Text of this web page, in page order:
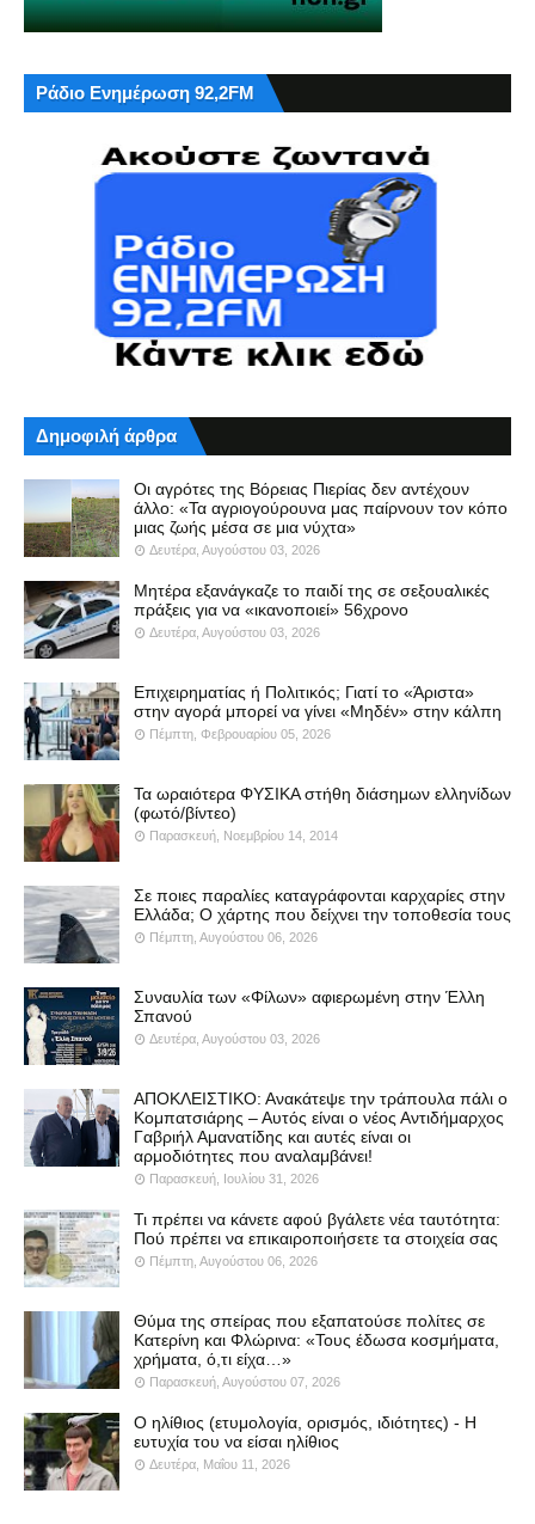
Ράδιο Ενημέρωση 92,2FM
Δημοφιλή άρθρα
Οι αγρότες της Βόρειας Πιερίας δεν αντέχουν
άλλο: «Τα αγριογούρουνα μας παίρνουν τον κόπο
μιας ζωής μέσα σε μια νύχτα»
Δευτέρα, Αυγούστου 03, 2026
Μητέρα εξανάγκαζε το παιδί της σε σεξουαλικές
πράξεις για να «ικανοποιεί» 56χρονο
Δευτέρα, Αυγούστου 03, 2026
Επιχειρηματίας ή Πολιτικός; Γιατί το «Άριστα»
στην αγορά μπορεί να γίνει «Μηδέν» στην κάλπη
Πέμπτη, Φεβρουαρίου 05, 2026
Τα ωραιότερα ΦΥΣΙΚΑ στήθη διάσημων ελληνίδων
(φωτό/βίντεο)
Παρασκευή, Νοεμβρίου 14, 2014
Σε ποιες παραλίες καταγράφονται καρχαρίες στην
Ελλάδα; Ο χάρτης που δείχνει την τοποθεσία τους
Πέμπτη, Αυγούστου 06, 2026
Συναυλία των «Φίλων» αφιερωμένη στην Έλλη
Σπανού
Δευτέρα, Αυγούστου 03, 2026
ΑΠΟΚΛΕΙΣΤΙΚΟ: Ανακάτεψε την τράπουλα πάλι ο
Κομπατσιάρης – Αυτός είναι ο νέος Αντιδήμαρχος
Γαβριήλ Αμανατίδης και αυτές είναι οι
αρμοδιότητες που αναλαμβάνει!
Παρασκευή, Ιουλίου 31, 2026
Τι πρέπει να κάνετε αφού βγάλετε νέα ταυτότητα:
Πού πρέπει να επικαιροποιήσετε τα στοιχεία σας
Πέμπτη, Αυγούστου 06, 2026
Θύμα της σπείρας που εξαπατούσε πολίτες σε
Κατερίνη και Φλώρινα: «Τους έδωσα κοσμήματα,
χρήματα, ό,τι είχα…»
Παρασκευή, Αυγούστου 07, 2026
Ο ηλίθιος (ετυμολογία, ορισμός, ιδιότητες) - Η
ευτυχία του να είσαι ηλίθιος
Δευτέρα, Μαΐου 11, 2026